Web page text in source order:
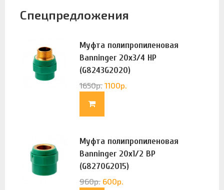
Спецпредложения
Муфта полипропиленовая
Banninger 20х3/4 НР
(G8243G2020)
1650р. 1100р.
Муфта полипропиленовая
Banninger 20х1/2 ВР
(G8270G2015)
960р. 600р.